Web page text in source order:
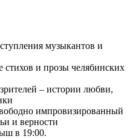
музыкантов и
стихов и прозы челябинских
– истории любви,
импровизированный
и верности
в 19:00.